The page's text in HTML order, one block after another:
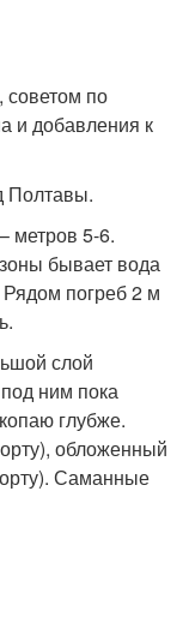
советом по
и добавления к
Полтавы.
метров 5-6.
бывает вода
погреб 2 м
слой
ним пока
глубже.
обложенный
Саманные